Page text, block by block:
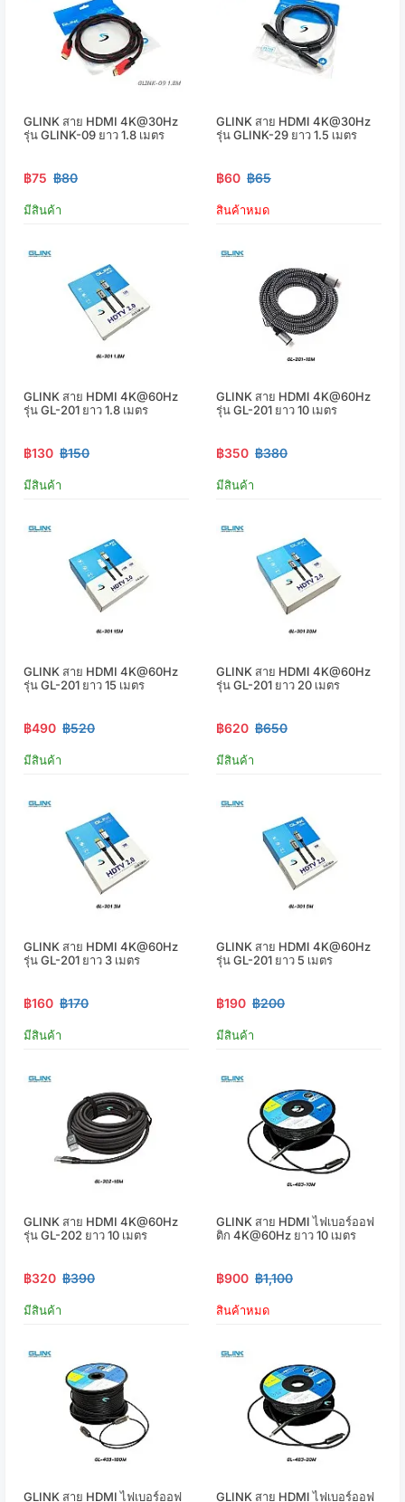
GLINK สาย HDMI 4K@30Hz
รุ่น GLINK-09 ยาว 1.8 เมตร
฿75 ฿80
มีสินค้า
GLINK สาย HDMI 4K@30Hz
รุ่น GLINK-29 ยาว 1.5 เมตร
฿60 ฿65
สินค้าหมด
GLINK สาย HDMI 4K@60Hz
รุ่น GL-201 ยาว 1.8 เมตร
฿130 ฿150
มีสินค้า
GLINK สาย HDMI 4K@60Hz
รุ่น GL-201 ยาว 10 เมตร
฿350 ฿380
มีสินค้า
GLINK สาย HDMI 4K@60Hz
รุ่น GL-201 ยาว 15 เมตร
฿490 ฿520
มีสินค้า
GLINK สาย HDMI 4K@60Hz
รุ่น GL-201 ยาว 20 เมตร
฿620 ฿650
มีสินค้า
GLINK สาย HDMI 4K@60Hz
รุ่น GL-201 ยาว 3 เมตร
฿160 ฿170
มีสินค้า
GLINK สาย HDMI 4K@60Hz
รุ่น GL-201 ยาว 5 เมตร
฿190 ฿200
มีสินค้า
GLINK สาย HDMI 4K@60Hz
รุ่น GL-202 ยาว 10 เมตร
฿320 ฿390
มีสินค้า
GLINK สาย HDMI ไฟเบอร์ออฟ
ติก 4K@60Hz ยาว 10 เมตร
฿900 ฿1,100
สินค้าหมด
GLINK สาย HDMI ไฟเบอร์ออฟ GLINK สาย HDMI ไฟเบอร์ออฟ